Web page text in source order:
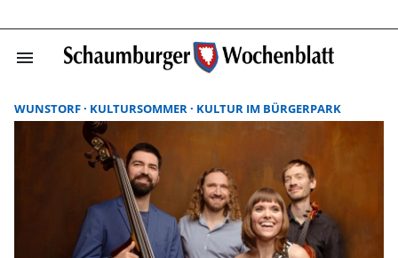
menu
WUNSTORF KULTURSOMMER KULTUR IM BÜRGERPARK